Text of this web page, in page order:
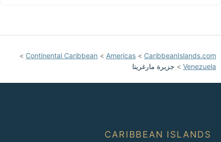
CaribbeanIslands.com
>
Americas
>
Continental Caribbean
>
Venezuela
> جزيرة مارغريتا
CARIBBEAN ISLANDS